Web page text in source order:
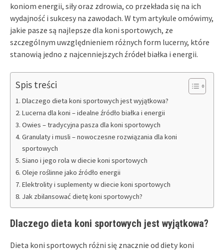
koniom energii, siły oraz zdrowia, co przekłada się na ich
wydajność i sukcesy na zawodach. W tym artykule omówimy,
jakie pasze są najlepsze dla koni sportowych, ze
szczególnym uwzględnieniem różnych form lucerny, które
stanowią jedno z najcenniejszych źródeł białka i energii.
Spis treści
Dlaczego dieta koni sportowych jest wyjątkowa?
Lucerna dla koni – idealne źródło białka i energii
Owies – tradycyjna pasza dla koni sportowych
Granulaty i musli – nowoczesne rozwiązania dla koni
sportowych
Siano i jego rola w diecie koni sportowych
Oleje roślinne jako źródło energii
Elektrolity i suplementy w diecie koni sportowych
Jak zbilansować dietę koni sportowych?
Dlaczego dieta koni sportowych jest wyjątkowa?
Dieta koni sportowych różni się znacznie od diety koni